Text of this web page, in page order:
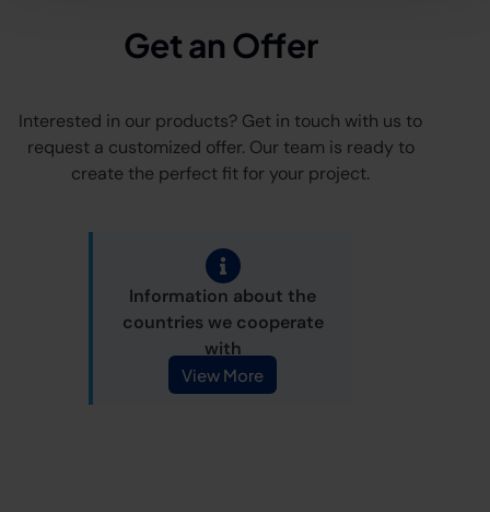
Get an Offer
Interested in our products? Get in touch with us to
request a customized offer. Our team is ready to
create the perfect fit for your project.
View More
Information about the
countries we cooperate
with